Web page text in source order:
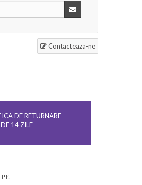
Contacteaza-ne
DE RETURNARE
14 ZILE